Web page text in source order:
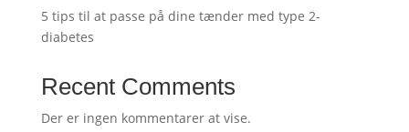
5 tips til at passe på dine tænder med type 2-
diabetes
Recent Comments
Der er ingen kommentarer at vise.